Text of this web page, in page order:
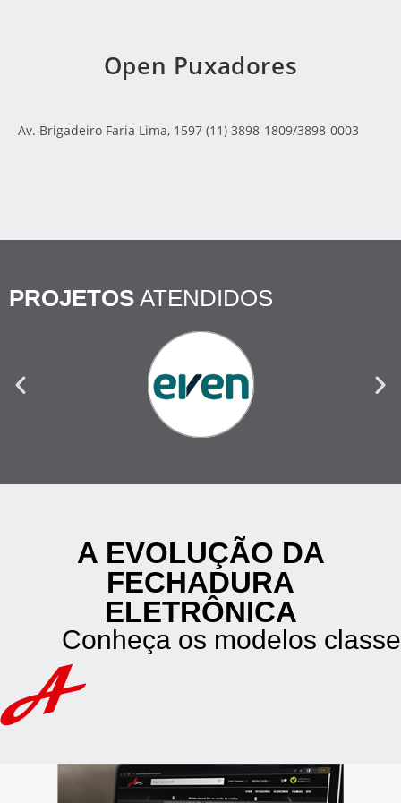
Open Puxadores
Av. Brigadeiro Faria Lima, 1597 (11) 3898-1809/3898-0003
PROJETOS ATENDIDOS
A EVOLUÇÃO DA
FECHADURA
ELETRÔNICA
Conheça os modelos classe